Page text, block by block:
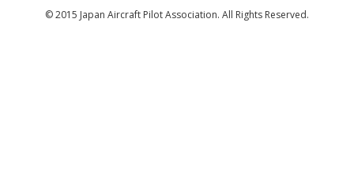
© 2015 Japan Aircraft Pilot Association. All Rights Reserved.